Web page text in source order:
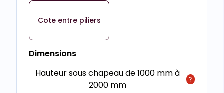
Cote entre piliers
Dimensions
Hauteur sous chapeau de 1000 mm à
2000 mm